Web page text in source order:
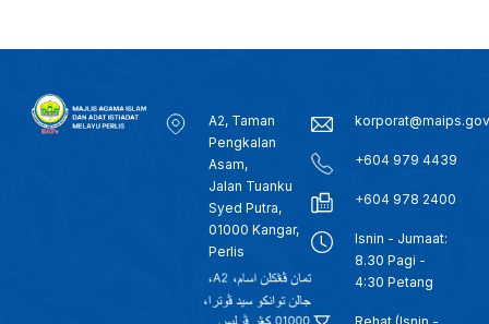
A2, Taman
Pengkalan
Asam,
Jalan Tuanku
Syed Putra,
01000 Kangar,
Perlis
+604 979 4439
+604 978 2400
Isnin - Jumaat:
8.30 Pagi -
4:30 Petang